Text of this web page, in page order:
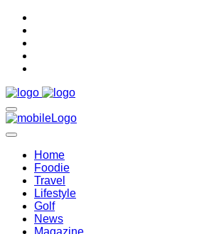
Home
Foodie
Travel
Lifestyle
Golf
News
Magazine